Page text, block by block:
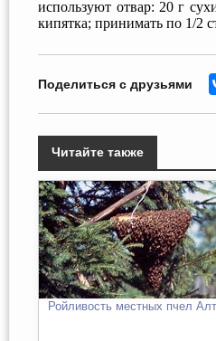
используют отвар: 20 г
кипятка; принимать по 1/2
Поделиться с друзьями
Читайте также
Ройливость местных пчел